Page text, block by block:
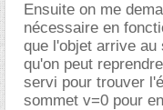
Ensuite on me
nécessaire en
que l'objet arrive
qu'on peut
servi pour trouver
sommet v=0 pour